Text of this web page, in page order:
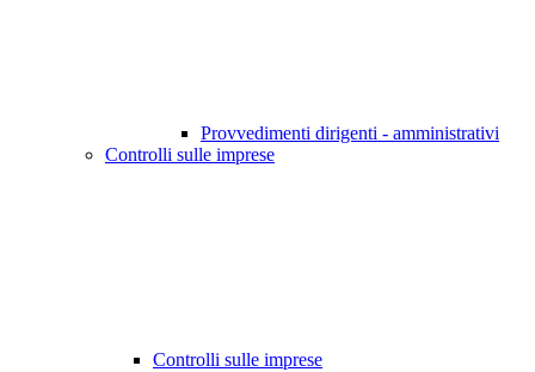
Provvedimenti dirigenti - amministrativi
Controlli sulle imprese
Controlli sulle imprese